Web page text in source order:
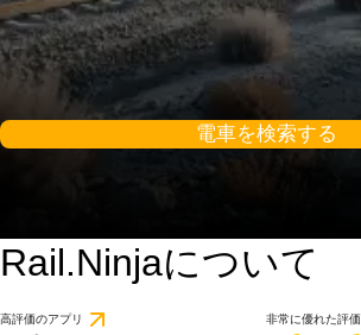
電車を検索する
Rail.Ninjaについて
高評価のアプリ 非常に優れた評価